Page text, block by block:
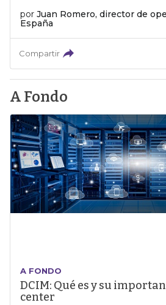
por Juan Romero, director de
España
Compartir
A Fondo
A FONDO
DCIM: Qué es y su
center